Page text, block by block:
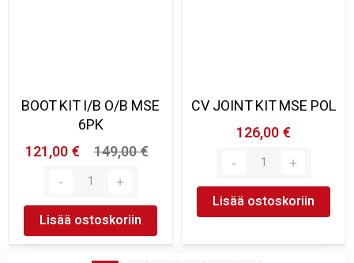
BOOT KIT I/B O/B MSE
6PK
121,00 €
149,00 €
Lisää ostoskoriin
CV JOINT KIT MSE POL
126,00 €
Lisää ostoskoriin